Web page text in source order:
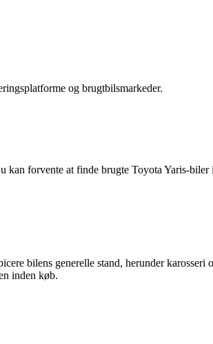
og brugtbilsmarkeder.
kan forvente at finde brugte Toyota Yaris-
bilens generelle stand, herunder karosseri
inden køb.